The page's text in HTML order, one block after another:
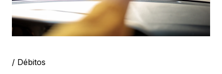
/ Débitos